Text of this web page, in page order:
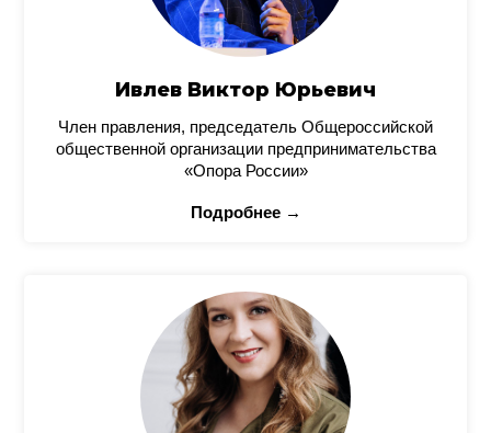
Ивлев Виктор Юрьевич
Член правления, председатель Общероссийской
общественной организации предпринимательства
«Опора России»
Подробнее →